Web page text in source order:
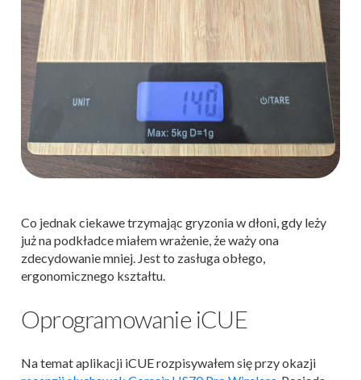
Co jednak ciekawe trzymając gryzonia w dłoni, gdy leży
już na podkładce miałem wrażenie, że waży ona
zdecydowanie mniej. Jest to zasługa obłego,
ergonomicznego kształtu.
Oprogramowanie iCUE
Na temat aplikacji iCUE rozpisywałem się przy okazji